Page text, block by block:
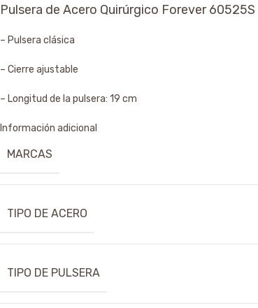
Pulsera de Acero Quirúrgico Forever 60525S
– Pulsera clásica
– Cierre ajustable
– Longitud de la pulsera: 19 cm
Información adicional
MARCAS
TIPO DE ACERO
TIPO DE PULSERA